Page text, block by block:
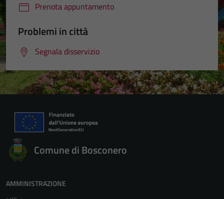
Prenota appuntamento
Problemi in città
Segnala disservizio
Comune di Bosconero
AMMINISTRAZIONE